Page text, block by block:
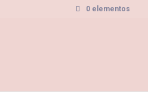
0 elementos